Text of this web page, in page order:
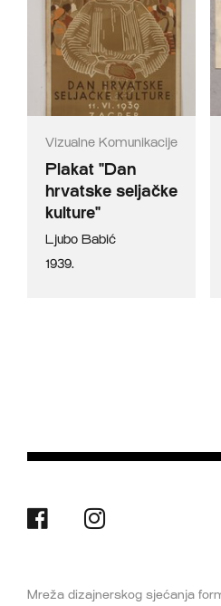
Vizualne Komunikacije
Plakat "Dan
hrvatske seljačke
kulture"
Ljubo Babić
1939.
Mreža dizajnerskog sjećanja